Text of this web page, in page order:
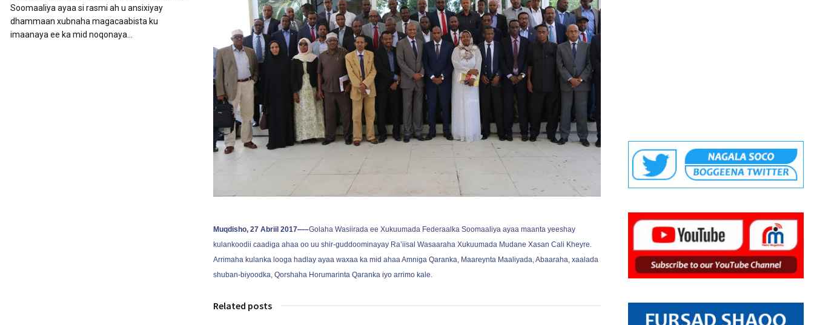
Muqdisho, 27 Abriil 2017—–Golaha Wasiirada ee Xukuumada Federaalka Soomaaliya ayaa maanta yeeshay
kulankoodii caadiga ahaa oo uu shir-guddoominayay Ra’iisal Wasaaraha Xukuumada Mudane Xasan Cali Kheyre.
Arrimaha kulanka looga hadlay ayaa waxaa ka mid ahaa Amniga Qaranka, Maareynta Maaliyada, Abaaraha, xaalada
shuban-biyoodka, Qorshaha Horumarinta Qaranka iyo arrimo kale.
Related posts
Soomaaliya ayaa si rasmi ah u ansixiyay
dhammaan xubnaha magacaabista ku
imaanaya ee ka mid noqonaya...